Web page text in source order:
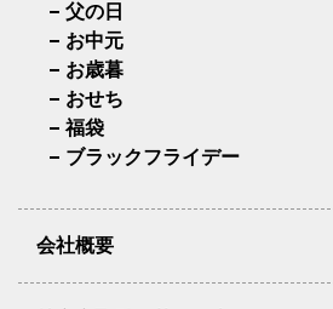
父の日
お中元
お歳暮
おせち
福袋
ブラックフライデー
会社概要